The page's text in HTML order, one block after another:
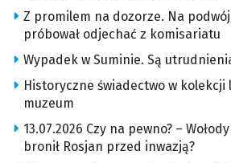
Z promilem na dozorze. Na
próbował odjechać z komisariatu
Wypadek w Suminie. Są
Historyczne świadectwo w kolekcji
muzeum
13.07.2026 Czy na pewno? –
bronił Rosjan przed inwazją?